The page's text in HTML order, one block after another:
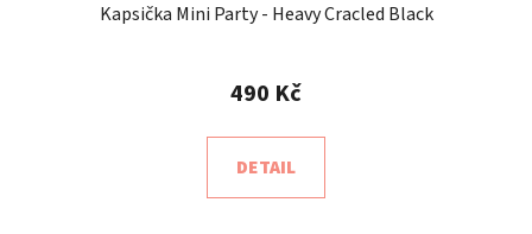
Kapsička Mini Party - Heavy Cracled Black
490 Kč
DETAIL